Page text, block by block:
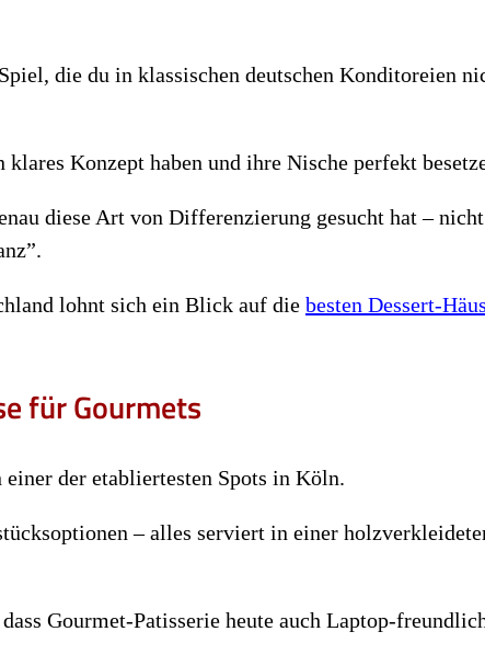
die du in klassischen deutschen Konditoreien
Konzept haben und ihre Nische perfekt
diese Art von Differenzierung gesucht hat – nicht
lohnt sich ein Blick auf die besten Dessert-
für Gourmets
der etabliertesten Spots in Köln.
– alles serviert in einer
Gourmet-Patisserie heute auch Laptop-